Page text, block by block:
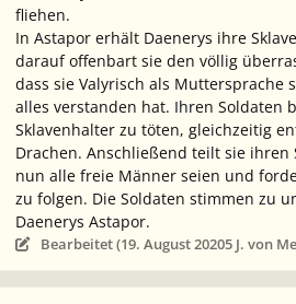
fliehen.
In Astapor erhält Daenerys ihre
darauf offenbart sie den völlig
dass sie Valyrisch als Muttersprache
alles verstanden hat. Ihren Soldaten
Sklavenhalter zu töten, gleichzeitig
Drachen. Anschließend teilt sie ihren
nun alle freie Männer seien und
zu folgen. Die Soldaten stimmen zu
Daenerys Astapor.
Bearbeitet (19. August 20205 J. von